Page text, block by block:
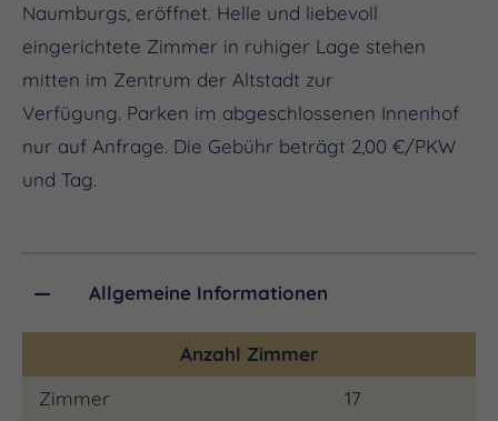
Naumburgs, eröffnet. Helle und liebevoll
eingerichtete Zimmer in ruhiger Lage stehen
mitten im Zentrum der Altstadt zur
Verfügung. Parken im abgeschlossenen Innenhof
nur auf Anfrage. Die Gebühr beträgt 2,00 €/PKW
und Tag.
Allgemeine Informationen
Anzahl Zimmer
Zimmer
17